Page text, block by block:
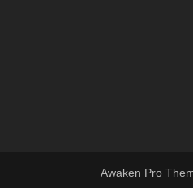
Awaken Pro